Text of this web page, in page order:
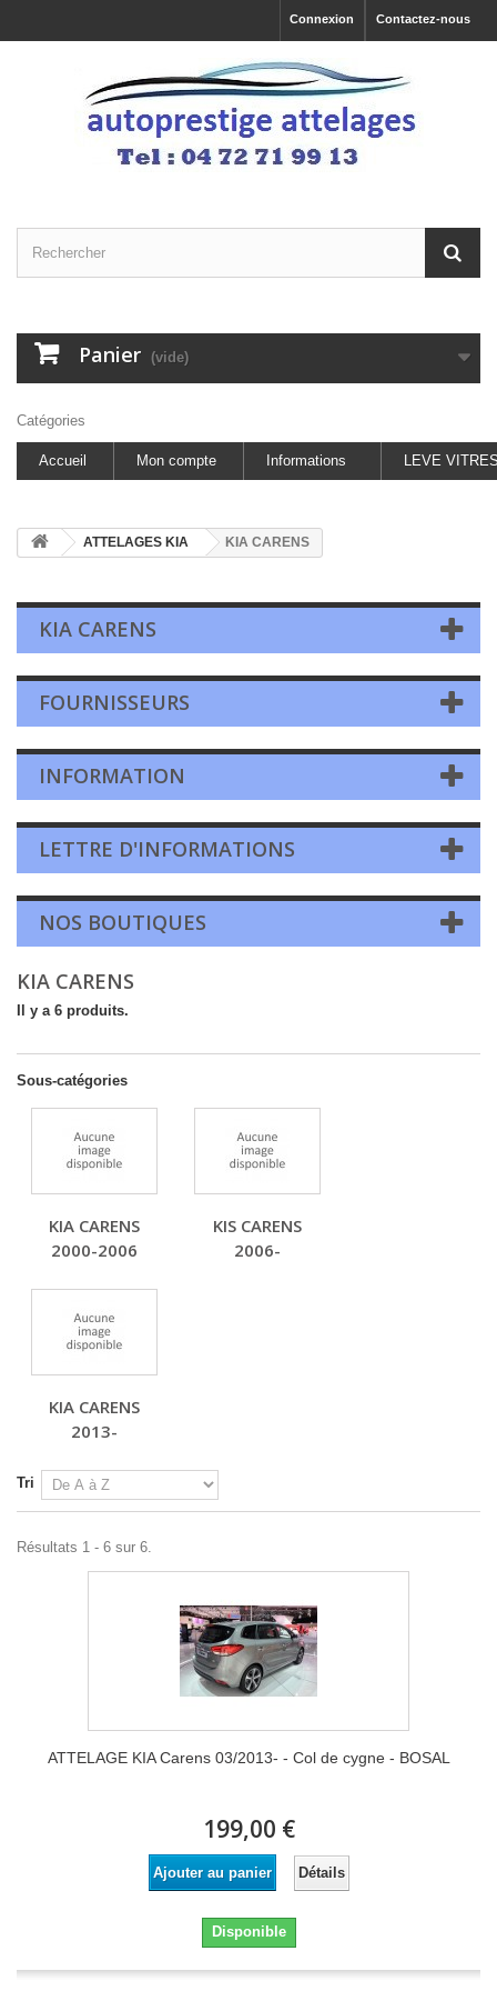
Contactez-nous
Connexion
Panier (vide)
Catégories
Accueil Mon compte Informations LEVE
ATTELAGES KIA KIA CARENS
KIA CARENS
FOURNISSEURS
INFORMATION
LETTRE D'INFORMATIONS
NOS BOUTIQUES
KIA CARENS
Il y a 6 produits.
Sous-catégories
KIA CARENS
2000-2006
KIS CARENS
2006-
KIA CARENS
2013-
Tri
Résultats 1 - 6 sur 6.
ATTELAGE KIA Carens 03/2013- - Col de cygne - BOSAL
199,00 €
Ajouter au panier Détails
Disponible